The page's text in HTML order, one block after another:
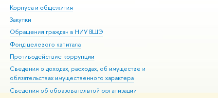
Корпуса и общежития
Закупки
Обращения граждан в НИУ ВШЭ
Фонд целевого капитала
Противодействие коррупции
Сведения о доходах, расходах, об имуществе и
обязательствах имущественного характера
Сведения об образовательной организации